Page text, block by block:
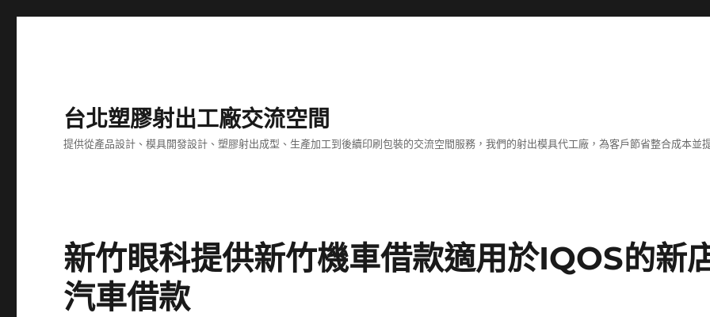
台北塑膠射出工廠交流空間
提供從產品設計、模具開發設計、塑膠射出成型、生產加工到後續印刷包裝的交流空間服務，我們的射出模具代工廠，為客戶節省整合成本並
新竹眼科提供新竹機車借款適用於IQOS的新
汽車借款